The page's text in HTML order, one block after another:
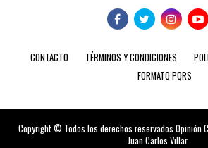
CONTACTO TÉRMINOS Y CONDICIONES
FORMATO PQRS
Copyright © Todos los derechos reservados Opinión
Juan Carlos Villar